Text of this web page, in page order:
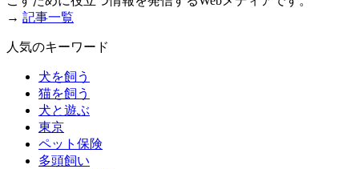
→ 記事一覧
人気のキーワード
犬を飼う
猫を飼う
犬と遊ぶ
東京
ペット保険
多頭飼い